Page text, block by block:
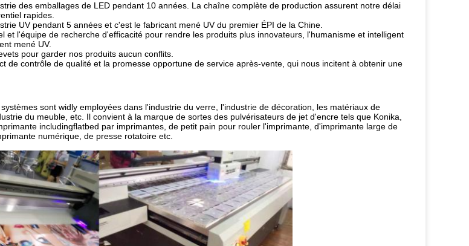
des emballages de LED pendant 10 années. La chaîne complète de production assurent notre délai
rapides.
UV pendant 5 années et c'est le fabricant mené UV du premier ÉPI de la Chine.
et l'équipe de recherche d'efficacité pour rendre les produits plus innovateurs, l'humanisme et intelligent
mené UV.
pour garder nos produits aucun conflits.
de contrôle de qualité et la promesse opportune de service après-vente, qui nous incitent à obtenir une
sont widly employées dans l'industrie du verre, l'industrie de décoration, les matériaux de
du meuble, etc. Il convient à la marque de sortes des pulvérisateurs de jet d'encre tels que Konika,
includingflatbed par imprimantes, de petit pain pour rouler l'imprimante, d'imprimante large de
numérique, de presse rotatoire etc.